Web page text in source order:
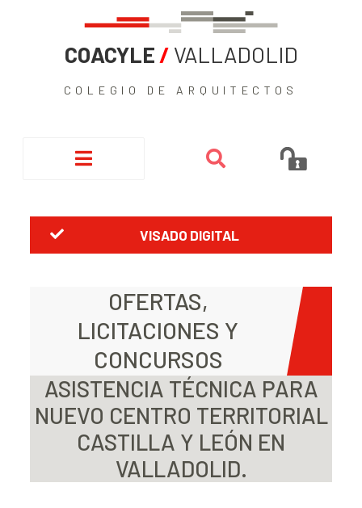
COACYLE / VALLADOLID
COLEGIO DE ARQUITECTOS
VISADO DIGITAL
OFERTAS,
LICITACIONES Y
CONCURSOS
ASISTENCIA TÉCNICA PARA
NUEVO CENTRO TERRITORIAL
CASTILLA Y LEÓN EN
VALLADOLID.